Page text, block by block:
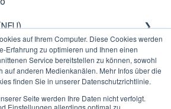
auf Ihrem Computer. Diese Cookies werden
Erfahrung zu optimieren und Ihnen einen
Service bereitstellen zu können, sowohl
auf anderen Medienkanälen. Mehr Infos über die
finden Sie in unserer Datenschutzrichtlinie.
Seite werden Ihre Daten nicht verfolgt.
Einstellungen allerdings optimal zu
Filialen & Kassen
(CashAssist Beta)